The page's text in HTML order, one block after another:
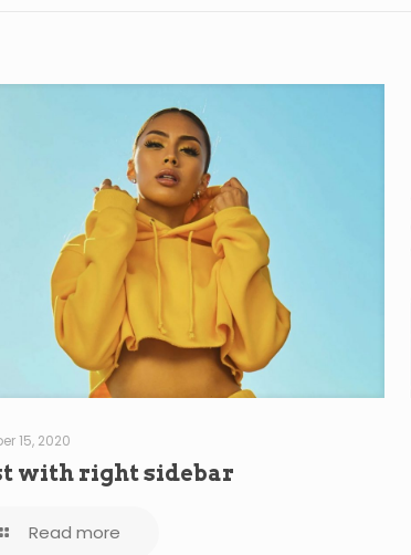
15, 2020
with right sidebar
Read more